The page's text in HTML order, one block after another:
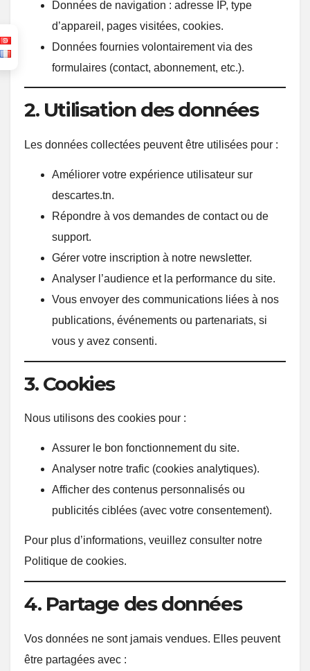
Données de navigation : adresse IP, type
d’appareil, pages visitées, cookies.
Données fournies volontairement via des
formulaires (contact, abonnement, etc.).
2. Utilisation des données
Les données collectées peuvent être utilisées pour :
Améliorer votre expérience utilisateur sur
descartes.tn.
Répondre à vos demandes de contact ou de
support.
Gérer votre inscription à notre newsletter.
Analyser l’audience et la performance du site.
Vous envoyer des communications liées à nos
publications, événements ou partenariats, si
vous y avez consenti.
3. Cookies
Nous utilisons des cookies pour :
Assurer le bon fonctionnement du site.
Analyser notre trafic (cookies analytiques).
Afficher des contenus personnalisés ou
publicités ciblées (avec votre consentement).
Pour plus d’informations, veuillez consulter notre
Politique de cookies.
4. Partage des données
Vos données ne sont jamais vendues. Elles peuvent
être partagées avec :